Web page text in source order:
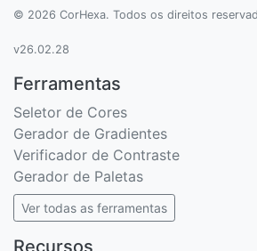
© 2026 CorHexa. Todos os direitos
v26.02.28
Ferramentas
Seletor de Cores
Gerador de Gradientes
Verificador de Contraste
Gerador de Paletas
Ver todas as ferramentas
Recursos